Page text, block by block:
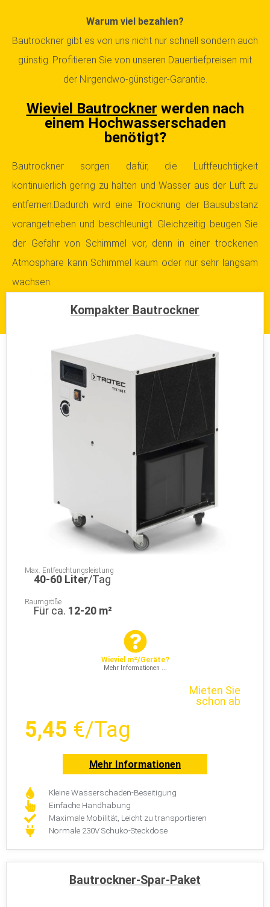
Warum viel bezahlen?
Bautrockner gibt es von uns nicht nur schnell sondern auch
günstig. Profitieren Sie von unseren Dauertiefpreisen mit
der Nirgendwo-günstiger-Garantie.
Wieviel Bautrockner werden nach
einem Hochwasserschaden
benötigt?
Bautrockner sorgen dafür, die Luftfeuchtigkeit
kontinuierlich gering zu halten und Wasser aus der Luft zu
entfernen.Dadurch wird eine Trocknung der Bausubstanz
vorangetrieben und beschleunigt. Gleichzeitig beugen Sie
der Gefahr von Schimmel vor, denn in einer trockenen
Atmosphäre kann Schimmel kaum oder nur sehr langsam
wachsen.
Kompakter Bautrockner
Max. Entfeuchtungsleistung
40-60 Liter/Tag
Raumgröße
Für ca. 12-20 m²
Wieviel m²/Geräte?
Mehr Informationen ...
Mieten Sie
schon ab
5,45 €/Tag
Mehr Informationen
Kleine Wasserschaden-Beseitigung
Einfache Handhabung
Maximale Mobilität, Leicht zu transportieren
Normale 230V Schuko-Steckdose
Bautrockner-Spar-Paket